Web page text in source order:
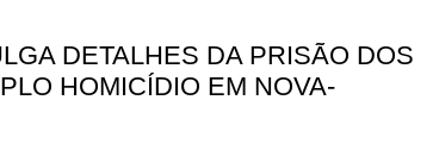
DETALHES DA PRISÃO DOS
HOMICÍDIO EM NOVA-